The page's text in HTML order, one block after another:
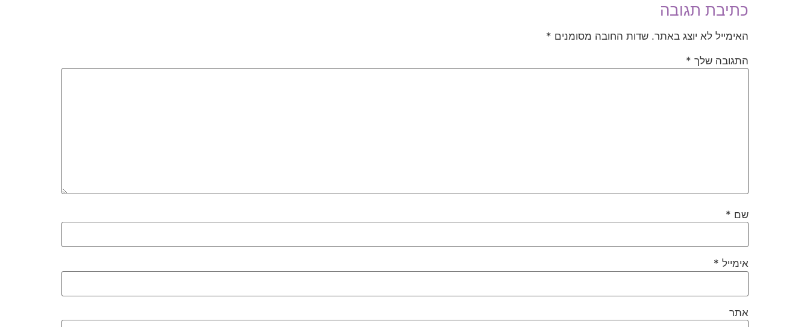
כתיבת תגובה
האימייל לא יוצג באתר. שדות החובה מסומנים *
התגובה שלך *
שם *
אימייל *
אתר